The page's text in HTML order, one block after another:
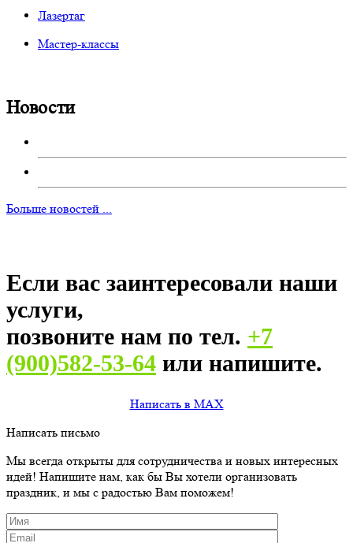
Лазертаг
Мастер-классы
Новости
Больше новостей ...
Если вас заинтересовали наши
услуги,
позвоните нам по тел. +7
(900)582-53-64 или напишите.
Написать в MAX
Написать письмо
Мы всегда открыты для сотрудничества и новых интересных
идей! Напишите нам, как бы Вы хотели организовать
праздник, и мы с радостью Вам поможем!